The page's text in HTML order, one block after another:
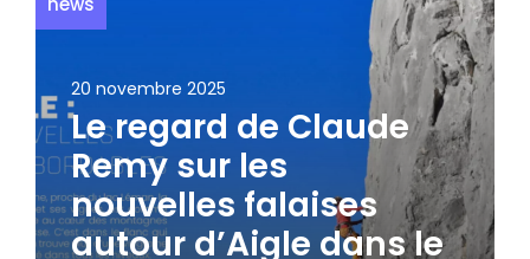
20 novembre 2025
Le regard de Claude
Remy sur les
nouvelles falaises
autour d’Aigle dans le